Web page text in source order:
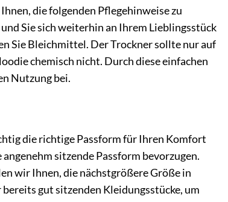
die folgenden Pflegehinweise zu
Sie sich weiterhin an Ihrem Lieblingsstück
Sie Bleichmittel. Der Trockner sollte nur auf
chemisch nicht. Durch diese einfachen
Nutzung bei.
die richtige Passform für Ihren Komfort
sitzende Passform bevorzugen.
wir Ihnen, die nächstgrößere Größe in
gut sitzenden Kleidungsstücke, um